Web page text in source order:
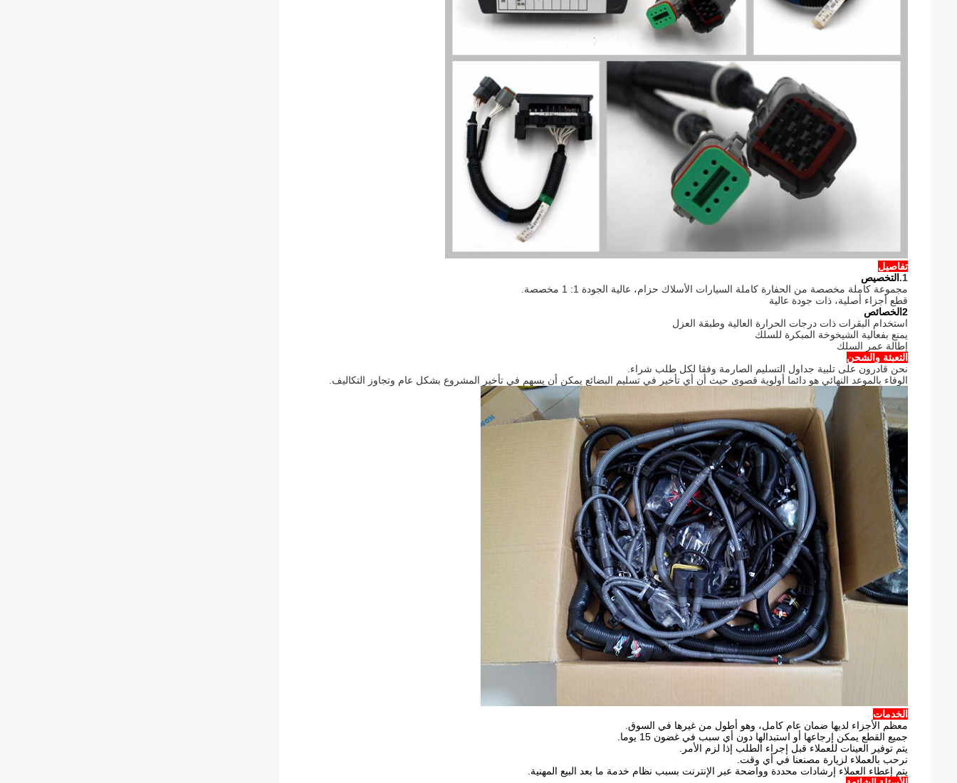
تفاصيل
1. التخصيص
مجموعة كاملة مخصصة من الحفارة كاملة السيارات الأسلاك حزام، عالية الجودة 1: 1 مخصصة.
قطع أجزاء أصلية، ذات جودة عالية
2الخصائص
استخدام البقرات ذات درجات الحرارة العالية وطبقة العزل
يمنع بفعالية الشيخوخة المبكرة للسلك
إطالة عمر السلك
التعبئة والشحن
نحن قادرون على تلبية جداول التسليم الصارمة وفقا لكل طلب شراء.
الوفاء بالموعد النهائي هو دائما أولوية قصوى حيث أن أي تأخير في تسليم البضائع يمكن أن يسهم في تأخير المشروع بشكل عام وتجاوز التكاليف.
الخدمات
معظم الأجزاء لديها ضمان عام كامل، وهو أطول من غيرها في السوق.
جميع القطع يمكن إرجاعها أو استبدالها دون أي سبب في غضون 15 يوما.
يتم توفير العينات للعملاء قبل إجراء الطلب إذا لزم الأمر.
نرحب بالعملاء لزيارة مصنعنا في أي وقت.
يتم إعطاء العملاء إرشادات محددة وواضحة عبر الإنترنت بسبب نظام خدمة ما بعد البيع المهنية.